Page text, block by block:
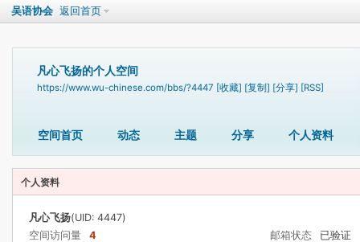
吴语协会 返回首页
凡心飞扬的个人空间
https://www.wu-chinese.com/bbs/?4447 [收藏] [复制] [分享] [RSS]
空间首页 动态 主题 分享 个人资料
个人资料
凡心飞扬(UID: 4447)
空间访问量
4 邮箱状态
已验证